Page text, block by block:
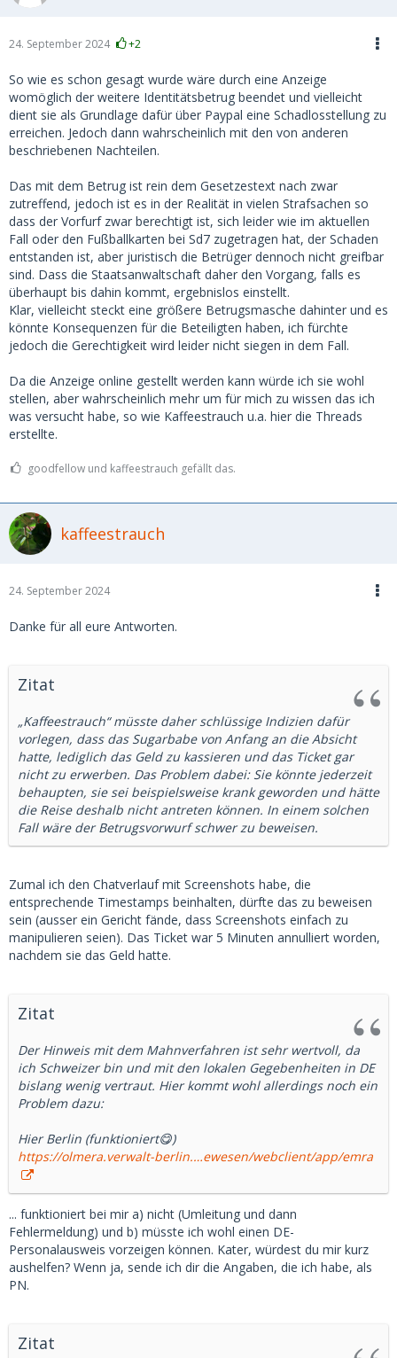
24. September 2024 +2
So wie es schon gesagt wurde wäre durch eine Anzeige
womöglich der weitere Identitätsbetrug beendet und vielleicht
dient sie als Grundlage dafür über Paypal eine Schadlosstellung zu
erreichen. Jedoch dann wahrscheinlich mit den von anderen
beschriebenen Nachteilen.
Das mit dem Betrug ist rein dem Gesetzestext nach zwar
zutreffend, jedoch ist es in der Realität in vielen Strafsachen so
dass der Vorfurf zwar berechtigt ist, sich leider wie im aktuellen
Fall oder den Fußballkarten bei Sd7 zugetragen hat, der Schaden
entstanden ist, aber juristisch die Betrüger dennoch nicht greifbar
sind. Dass die Staatsanwaltschaft daher den Vorgang, falls es
überhaupt bis dahin kommt, ergebnislos einstellt.
Klar, vielleicht steckt eine größere Betrugsmasche dahinter und es
könnte Konsequenzen für die Beteiligten haben, ich fürchte
jedoch die Gerechtigkeit wird leider nicht siegen in dem Fall.
Da die Anzeige online gestellt werden kann würde ich sie wohl
stellen, aber wahrscheinlich mehr um für mich zu wissen das ich
was versucht habe, so wie Kaffeestrauch u.a. hier die Threads
erstellte.
goodfellow und kaffeestrauch gefällt das.
kaffeestrauch
24. September 2024
Danke für all eure Antworten.
Zitat
„Kaffeestrauch“ müsste daher schlüssige Indizien dafür
vorlegen, dass das Sugarbabe von Anfang an die Absicht
hatte, lediglich das Geld zu kassieren und das Ticket gar
nicht zu erwerben. Das Problem dabei: Sie könnte jederzeit
behaupten, sie sei beispielsweise krank geworden und hätte
die Reise deshalb nicht antreten können. In einem solchen
Fall wäre der Betrugsvorwurf schwer zu beweisen.
Zumal ich den Chatverlauf mit Screenshots habe, die
entsprechende Timestamps beinhalten, dürfte das zu beweisen
sein (ausser ein Gericht fände, dass Screenshots einfach zu
manipulieren seien). Das Ticket war 5 Minuten annulliert worden,
nachdem sie das Geld hatte.
Zitat
Der Hinweis mit dem Mahnverfahren ist sehr wertvoll, da
ich Schweizer bin und mit den lokalen Gegebenheiten in DE
bislang wenig vertraut. Hier kommt wohl allerdings noch ein
Problem dazu:
Hier Berlin (funktioniert😋)
https://olmera.verwalt-berlin.…ewesen/webclient/app/emra
... funktioniert bei mir a) nicht (Umleitung und dann
Fehlermeldung) und b) müsste ich wohl einen DE-
Personalausweis vorzeigen können. Kater, würdest du mir kurz
aushelfen? Wenn ja, sende ich dir die Angaben, die ich habe, als
PN.
Zitat